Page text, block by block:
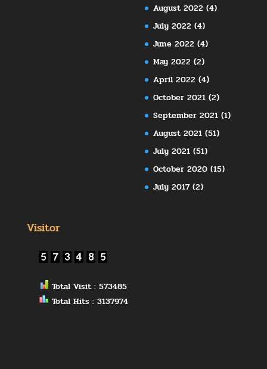
August 2022 (4)
July 2022 (4)
June 2022 (4)
May 2022 (2)
April 2022 (4)
October 2021 (2)
September 2021 (1)
August 2021 (51)
July 2021 (51)
October 2020 (15)
July 2017 (2)
Visitor
Total Visit : 573485
Total Hits : 3137974